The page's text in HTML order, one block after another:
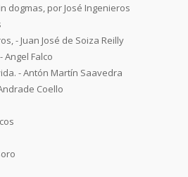
dogmas, por José Ingenieros
- Juan José de Soiza Reilly
Falco
- Antón Martín Saavedra
Coello